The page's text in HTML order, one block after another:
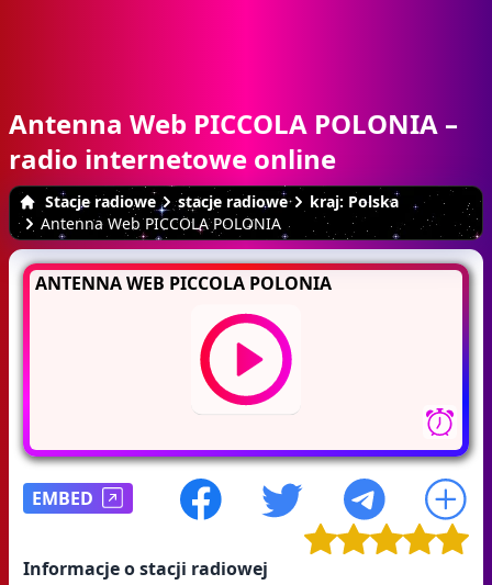
Antenna Web PICCOLA POLONIA –
radio internetowe online
Stacje radiowe stacje radiowe
kraj: Polska
Antenna Web PICCOLA POLONIA
ANTENNA WEB PICCOLA POLONIA
EMBED
Informacje o stacji radiowej